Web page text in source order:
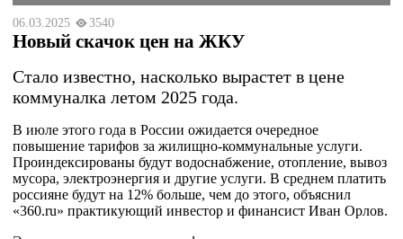
06.03.2025 3540
Новый скачок цен на ЖКУ
Стало известно, насколько вырастет в цене
коммуналка летом 2025 года.
В июле этого года в России ожидается очередное
повышение тарифов за жилищно-коммунальные услуги.
Проиндексированы будут водоснабжение, отопление, вывоз
мусора, электроэнергия и другие услуги. В среднем платить
россияне будут на 12% больше, чем до этого, объяснил
«360.ru» практикующий инвестор и финансист Иван Орлов.